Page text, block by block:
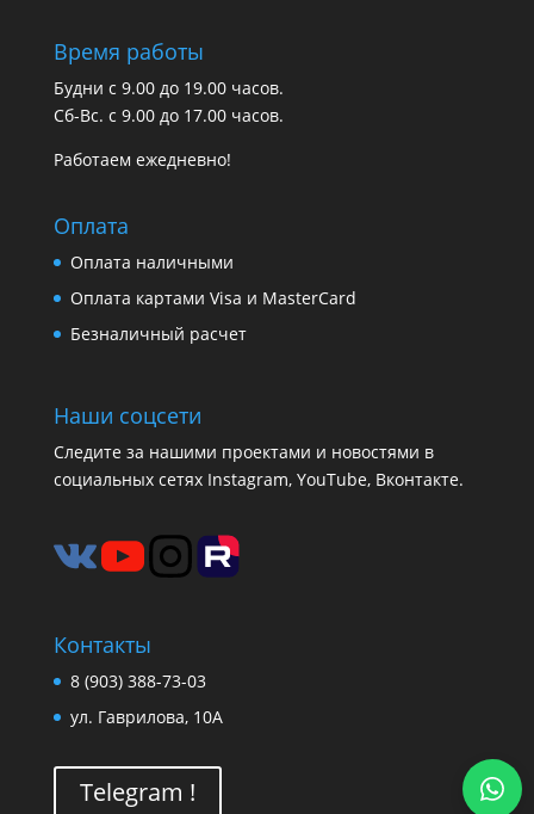
Время работы
Будни с 9.00 до 19.00 часов.
Сб-Вс. с 9.00 до 17.00 часов.
Работаем ежедневно!
Оплата
Оплата наличными
Оплата картами Visa и MasterCard
Безналичный расчет
Наши соцсети
Следите за нашими проектами и новостями в
социальных сетях Instagram, YouTube, Вконтакте.
Контакты
8 (903) 388-73-03
ул. Гаврилова, 10А
Telegram !